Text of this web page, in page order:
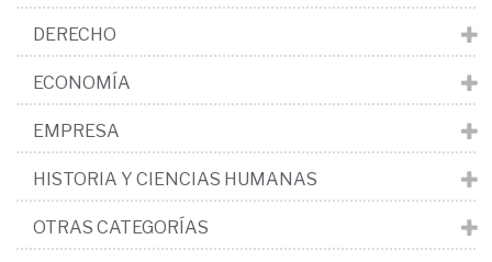
DERECHO
ECONOMÍA
EMPRESA
HISTORIA Y CIENCIAS HUMANAS
OTRAS CATEGORÍAS